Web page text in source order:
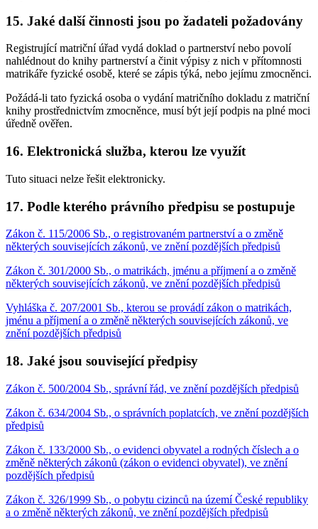
15. Jaké další činnosti jsou po žadateli požadovány
Registrující matriční úřad vydá doklad o partnerství nebo povolí
nahlédnout do knihy partnerství a činit výpisy z nich v přítomnosti
matrikáře fyzické osobě, které se zápis týká, nebo jejímu zmocněnci.
Požádá-li tato fyzická osoba o vydání matričního dokladu z matriční
knihy prostřednictvím zmocněnce, musí být její podpis na plné moci
úředně ověřen.
16. Elektronická služba, kterou lze využít
Tuto situaci nelze řešit elektronicky.
17. Podle kterého právního předpisu se postupuje
Zákon č. 115/2006 Sb., o registrovaném partnerství a o změně
některých souvisejících zákonů, ve znění pozdějších předpisů
Zákon č. 301/2000 Sb., o matrikách, jménu a příjmení a o změně
některých souvisejících zákonů, ve znění pozdějších předpisů
Vyhláška č. 207/2001 Sb., kterou se provádí zákon o matrikách,
jménu a příjmení a o změně některých souvisejících zákonů, ve
znění pozdějších předpisů
18. Jaké jsou související předpisy
Zákon č. 500/2004 Sb., správní řád, ve znění pozdějších předpisů
Zákon č. 634/2004 Sb., o správních poplatcích, ve znění pozdějších
předpisů
Zákon č. 133/2000 Sb., o evidenci obyvatel a rodných číslech a o
změně některých zákonů (zákon o evidenci obyvatel), ve znění
pozdějších předpisů
Zákon č. 326/1999 Sb., o pobytu cizinců na území České republiky
a o změně některých zákonů, ve znění pozdějších předpisů